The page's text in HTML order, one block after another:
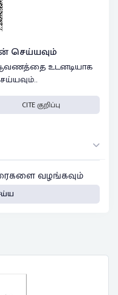
செய்யவும்
ஆவணத்தை உடனடியாக
CITE குறிப்பு
வழங்கவும்